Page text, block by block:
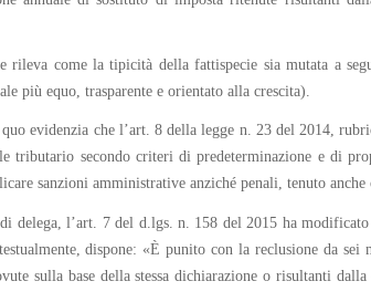
rileva come la tipicità della fattispecie sia mutata a
più equo, trasparente e orientato alla crescita).
evidenzia che l’art. 8 della legge n. 23 del 2014,
tributario secondo criteri di predeterminazione e di
sanzioni amministrative anziché penali, tenuto
delega, l’art. 7 del d.lgs. n. 158 del 2015 ha
dispone: «È punito con la reclusione da
sulla base della stessa dichiarazione o risultanti